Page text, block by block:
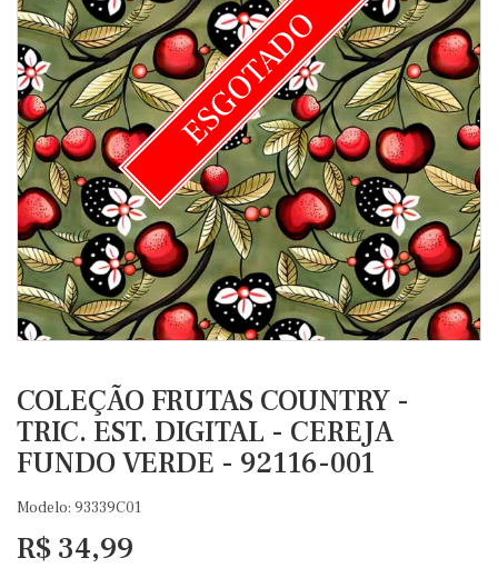
ESGOTADO
COLEÇÃO FRUTAS COUNTRY -
TRIC. EST. DIGITAL - CEREJA
FUNDO VERDE - 92116-001
Modelo: 93339C01
R$ 34,99